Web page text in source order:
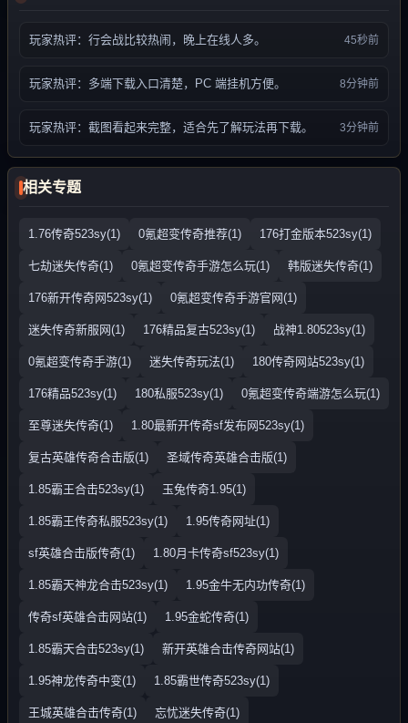
玩家热评：行会战比较热闹，晚上在线人多。 45秒前
玩家热评：多端下载入口清楚，PC 端挂机方便。 8分钟前
玩家热评：截图看起来完整，适合先了解玩法再下载。 3分钟前
相关专题
1.76传奇523sy(1) 0氪超变传奇推荐(1) 176打金版本523sy(1)
七劫迷失传奇(1) 0氪超变传奇手游怎么玩(1) 韩版迷失传奇(1)
176新开传奇网523sy(1) 0氪超变传奇手游官网(1)
迷失传奇新服网(1) 176精品复古523sy(1) 战神1.80523sy(1)
0氪超变传奇手游(1) 迷失传奇玩法(1) 180传奇网站523sy(1)
176精品523sy(1) 180私服523sy(1) 0氪超变传奇端游怎么玩(1)
至尊迷失传奇(1) 1.80最新开传奇sf发布网523sy(1)
复古英雄传奇合击版(1) 圣域传奇英雄合击版(1)
1.85霸王合击523sy(1) 玉兔传奇1.95(1)
1.85霸王传奇私服523sy(1) 1.95传奇网址(1)
sf英雄合击版传奇(1) 1.80月卡传奇sf523sy(1)
1.85霸天神龙合击523sy(1) 1.95金牛无内功传奇(1)
传奇sf英雄合击网站(1) 1.95金蛇传奇(1)
1.85霸天合击523sy(1) 新开英雄合击传奇网站(1)
1.95神龙传奇中变(1) 1.85霸世传奇523sy(1)
王城英雄合击传奇(1) 忘忧迷失传奇(1)